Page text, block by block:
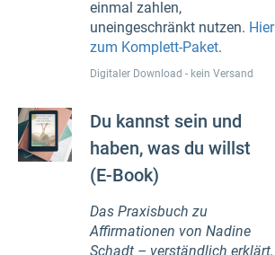
einmal zahlen,
uneingeschränkt nutzen. Hier
zum Komplett-Paket.
Digitaler Download - kein Versand
Du kannst sein und
haben, was du willst
(E-Book)
Das Praxisbuch zu
Affirmationen von Nadine
Schadt – verständlich erklärt,